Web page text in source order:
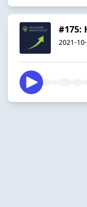
#175:
2021-